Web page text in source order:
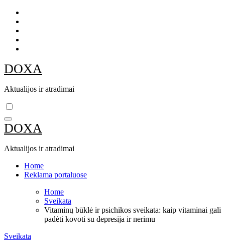
Skip
content
DOXA
Aktualijos ir atradimai
DOXA
Aktualijos ir atradimai
Home
Reklama portaluose
Home
Sveikata
Vitaminų būklė ir psichikos sveikata: kaip vitaminai gali
padėti kovoti su depresija ir nerimu
Sveikata